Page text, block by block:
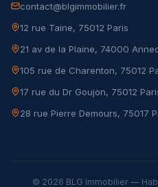
contact@blgimmobilier.fr
12 rue Taine, 75012 Paris
21 av de la Plaine, 74000
105 rue de Charenton, 75012
17 rue du Dr Goujon, 75012
28 rue Pierre Demours, 75017
© 2026 BLG Immobilier —